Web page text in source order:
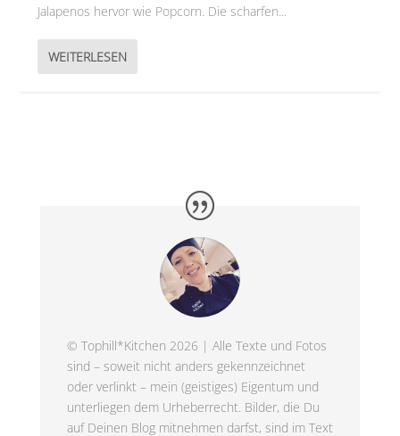
Jalapenos hervor wie Popcorn. Die scharfen...
WEITERLESEN
© Tophill*Kitchen 2026 | Alle Texte und Fotos
sind – soweit nicht anders gekennzeichnet
oder verlinkt – mein (geistiges) Eigentum und
unterliegen dem Urheberrecht. Bilder, die Du
auf Deinen Blog mitnehmen darfst, sind im Text